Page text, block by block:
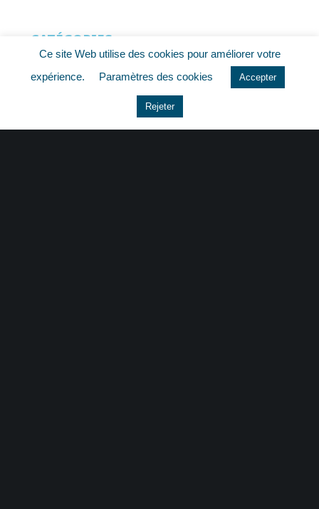
CATÉGORIES
Actu Fiscale
Ce site Web utilise des cookies pour améliorer votre
expérience.
Paramètres des cookies Accepter
Rejeter